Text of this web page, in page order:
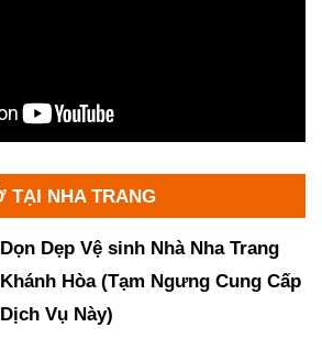
TẠI NHA TRANG
Dọn Dẹp Vệ sinh Nhà Nha Trang
Khánh Hòa (Tạm Ngưng Cung Cấp
Dịch Vụ Này)